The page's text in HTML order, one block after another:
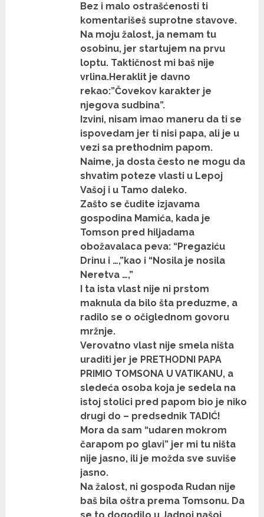
Bez i malo ostrašćenosti ti
komentarišeš suprotne stavove.
Na moju žalost, ja nemam tu
osobinu, jer startujem na prvu
loptu. Taktičnost mi baš nije
vrlina.Heraklit je davno
rekao:”Čovekov karakter je
njegova sudbina”.
Izvini, nisam imao maneru da ti se
ispovedam jer ti nisi papa, ali je u
vezi sa prethodnim papom.
Naime, ja dosta često ne mogu da
shvatim poteze vlasti u Lepoj
Vašoj i u Tamo daleko.
Zašto se čudite izjavama
gospodina Mamića, kada je
Tomson pred hiljadama
obožavalaca peva: “Pregaziću
Drinu i …,”kao i “Nosila je nosila
Neretva …,”
I ta ista vlast nije ni prstom
maknula da bilo šta preduzme, a
radilo se o očiglednom govoru
mržnje.
Verovatno vlast nije smela ništa
uraditi jer je PRETHODNI PAPA
PRIMIO TOMSONA U VATIKANU, a
sledeća osoba koja je sedela na
istoj stolici pred papom bio je niko
drugi do – predsednik TADIĆ!
Mora da sam “udaren mokrom
čarapom po glavi” jer mi tu ništa
nije jasno, ili je možda sve suviše
jasno.
Na žalost, ni gospođa Rudan nije
baš bila oštra prema Tomsonu. Da